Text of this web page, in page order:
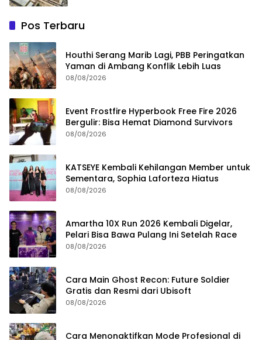
Pos Terbaru
Houthi Serang Marib Lagi, PBB Peringatkan
Yaman di Ambang Konflik Lebih Luas
08/08/2026
Event Frostfire Hyperbook Free Fire 2026
Bergulir: Bisa Hemat Diamond Survivors
08/08/2026
KATSEYE Kembali Kehilangan Member untuk
Sementara, Sophia Laforteza Hiatus
08/08/2026
Amartha 10X Run 2026 Kembali Digelar,
Pelari Bisa Bawa Pulang Ini Setelah Race
08/08/2026
Cara Main Ghost Recon: Future Soldier
Gratis dan Resmi dari Ubisoft
08/08/2026
Cara Menonaktifkan Mode Profesional di